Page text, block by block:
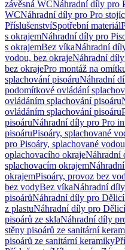
závěsná WCNáhradní díly pro
WCNáhradní díly pro Pro
PříslušenstvíSpotřební materiál
s okrajemNáhradní díly pro
s okrajemBez víkaNáhradní
vodou, bez okrajeNáhradní díly
bez okrajePro montáž na
splachování pisoáruNáhradní
podomítkové ovládání
ovládáním splachování pisoáru
ovládáním splachování pisoáru
pisoáruNáhradní díly pro Pro
pisoáruPisoáry, splachované
pro Pisoáry, splachované
oplachovacího okrajeNáhradní
splachovacím okrajem
okrajemPisoáry, provoz bez
bez vodyBez víkaNáhradní
pisoárůNáhradní díly pro Dělicí
z plastuNáhradní díly pro
pisoárů ze sklaNáhradní díly
stěny pisoárů ze sanitární
pisoárů ze sanitární keramiky